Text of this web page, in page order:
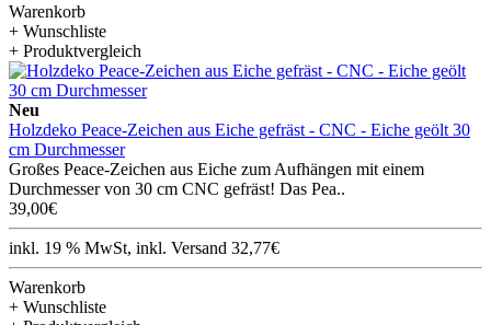
Warenkorb
+ Wunschliste
+ Produktvergleich
Neu
Holzdeko Peace-Zeichen aus Eiche gefräst - CNC - Eiche geölt 30
cm Durchmesser
Großes Peace-Zeichen aus Eiche zum Aufhängen mit einem
Durchmesser von 30 cm CNC gefräst! Das Pea..
39,00€
inkl. 19 % MwSt, inkl. Versand 32,77€
Warenkorb
+ Wunschliste